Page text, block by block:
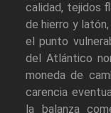
calidad, tejidos
de hierro y
el punto
del Atlántico
moneda de
carencia
la balanza